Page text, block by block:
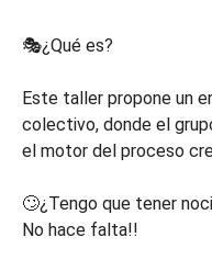
🎭¿Qué es?
Este taller propone un
colectivo, donde el
el motor del proceso
🙄¿Tengo que tener
No hace falta!!